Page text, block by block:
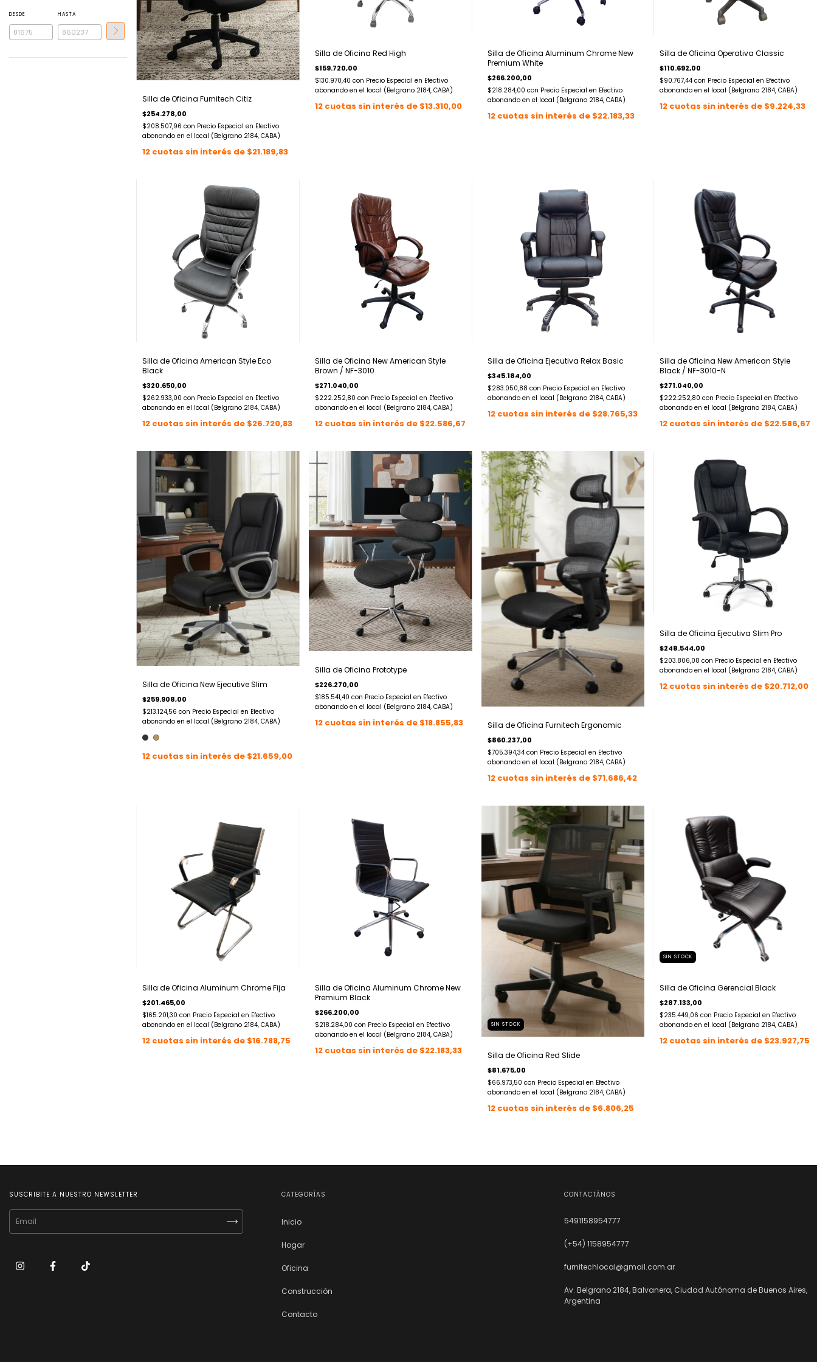
DESDE HASTA
Silla de Oficina Furnitech Citiz
$254.278,00
$208.507,96 con Precio Especial en Efectivo
abonando en el local (Belgrano 2184, CABA)
12 cuotas sin interés de $21.189,83
Silla de Oficina Red High
$159.720,00
$130.970,40 con Precio Especial en Efectivo
abonando en el local (Belgrano 2184, CABA)
12 cuotas sin interés de $13.310,00
Silla de Oficina Aluminum Chrome New
Premium White
$266.200,00
$218.284,00 con Precio Especial en Efectivo
abonando en el local (Belgrano 2184, CABA)
12 cuotas sin interés de $22.183,33
Silla de Oficina Operativa Classic
$110.692,00
$90.767,44con Precio Especial en Efectivo
abonando en el local (Belgrano 2184, CABA)
12 cuotas sin interés de $9.224,33
Silla de Oficina American Style Eco
Black
$320.650,00
$262.933,00 con Precio Especial en Efectivo
abonando en el local (Belgrano 2184, CABA)
12 cuotas sin interés de $26.720,83
Silla de Oficina New American Style
Brown / NF-3010
$271.040,00
$222.252,80 con Precio Especial en Efectivo
abonando en el local (Belgrano 2184, CABA)
12 cuotas sin interés de $22.586,67
Silla de Oficina Ejecutiva Relax Basic
$345.184,00
$283.050,88 con Precio Especial en Efectivo
abonando en el local (Belgrano 2184, CABA)
12 cuotas sin interés de $28.765,33
Silla de Oficina New American Style
Black / NF-3010-N
$271.040,00
$222.252,80con Precio Especial en Efectivo
abonando en el local (Belgrano 2184, CABA)
12 cuotas sin interés de $22.586,67
Silla de Oficina New Ejecutive Slim
$259.908,00
$213.124,56 con Precio Especial en Efectivo
abonando en el local (Belgrano 2184, CABA)
12 cuotas sin interés de $21.659,00
Silla de Oficina Prototype
$226.270,00
$185.541,40 con Precio Especial en Efectivo
abonando en el local (Belgrano 2184, CABA)
12 cuotas sin interés de $18.855,83 Silla de Oficina Furnitech Ergonomic
$860.237,00
$705.394,34 con Precio Especial en Efectivo
abonando en el local (Belgrano 2184, CABA)
12 cuotas sin interés de $71.686,42
Silla de Oficina Ejecutiva Slim Pro
$248.544,00
$203.806,08con Precio Especial en Efectivo
abonando en el local (Belgrano 2184, CABA)
12 cuotas sin interés de $20.712,00
Silla de Oficina Aluminum Chrome Fija
$201.465,00
$165.201,30 con Precio Especial en Efectivo
abonando en el local (Belgrano 2184, CABA)
12 cuotas sin interés de $16.788,75
Silla de Oficina Aluminum Chrome New
Premium Black
$266.200,00
$218.284,00 con Precio Especial en Efectivo
abonando en el local (Belgrano 2184, CABA)
12 cuotas sin interés de $22.183,33
SIN STOCK
Silla de Oficina Red Slide
$81.675,00
$66.973,50 con Precio Especial en Efectivo
abonando en el local (Belgrano 2184, CABA)
12 cuotas sin interés de $6.806,25
SIN STOCK
Silla de Oficina Gerencial Black
$287.133,00
$235.449,06con Precio Especial en Efectivo
abonando en el local (Belgrano 2184, CABA)
12 cuotas sin interés de $23.927,75
SUSCRIBITE A NUESTRO NEWSLETTER CATEGORÍAS
Inicio
Hogar
Oficina
Construcción
Contacto
CONTACTÁNOS
5491158954777
(+54) 1158954777
furnitechlocal@gmail.com.ar
Av. Belgrano 2184, Balvanera, Ciudad Autónoma de Buenos Aires,
Argentina